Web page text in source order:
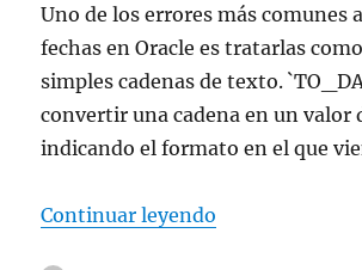
Uno de los errores más comunes
fechas en Oracle es tratarlas
simples cadenas de texto.
convertir una cadena en un valor
indicando el formato en el que
Continuar leyendo